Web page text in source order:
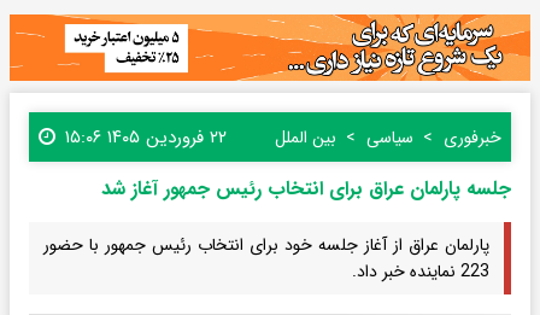
خبرفوری سیاسی بین الملل ۲۲ فروردین ۱۴۰۵ ۱۵:۰۶
جلسه پارلمان عراق برای انتخاب رئیس جمهور آغاز شد
پارلمان عراق از آغاز جلسه خود برای انتخاب رئیس جمهور با حضور
223 نماینده خبر داد.